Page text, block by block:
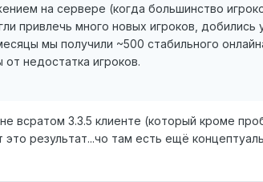
на сервере (когда большинство
привлечь много новых игроков, добились
мы получили ~500 стабильного
недостатка игроков.
всратом 3.3.5 клиенте (который кроме
результат...чо там есть ещё